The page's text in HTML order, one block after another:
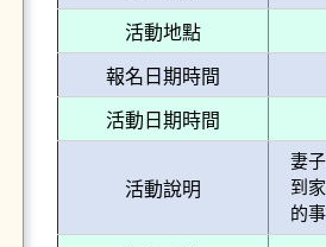
活動地點
報名日期時間
活動日期時間
活動說明
妻
到
的